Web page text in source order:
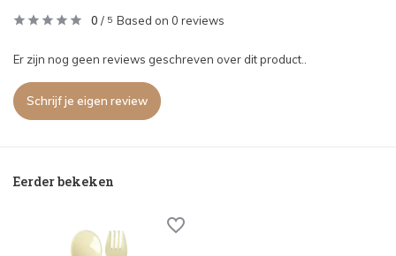
0 / 5 Based on 0 reviews
Er zijn nog geen reviews geschreven over dit product..
Schrijf je eigen review
Eerder bekeken